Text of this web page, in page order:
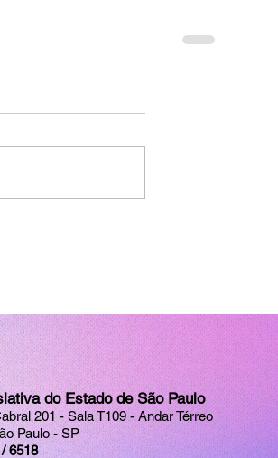
do Estado de São Paulo
201 - Sala T109 - Andar Térreo
Paulo - SP
6518